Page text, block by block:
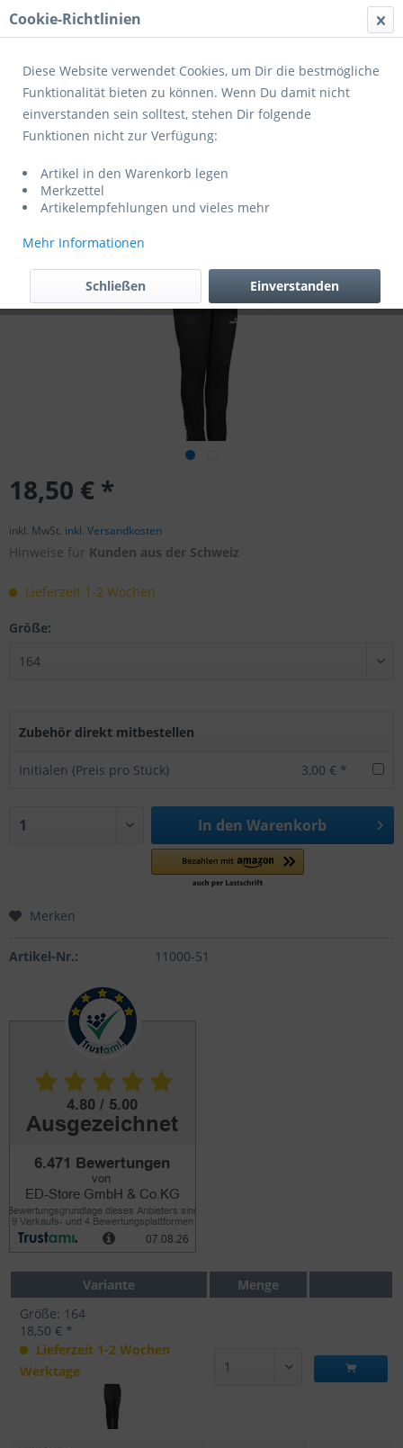
Menü
Übersicht A bis C Jugend
schwarz weiß (exklusiv für Mitglieder des
SV Ochtendung)
18,50 € *
inkl. MwSt. inkl. Versandkosten
Hinweise für Kunden aus der Schweiz
Lieferzeit 1-2 Wochen
Größe:
Zubehör direkt mitbestellen
Initialen (Preis pro Stück) 3,00 € *
In den Warenkorb
Merken
Artikel-Nr.: 11000-51
Variante
Menge
Größe: 164
18,50 € *
Lieferzeit 1-2 Wochen
Werktage
Cookie-Richtlinien
Diese Website verwendet Cookies, um Dir die bestmögliche
Funktionalität bieten zu können. Wenn Du damit nicht
einverstanden sein solltest, stehen Dir folgende
Funktionen nicht zur Verfügung:
Artikel in den Warenkorb legen
Merkzettel
Artikelempfehlungen und vieles mehr
Mehr Informationen
Einverstanden
Schließen